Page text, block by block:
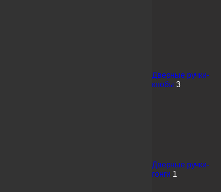
Дверные ручки-
кнобы 3
Дверные ручки-
гонги 1